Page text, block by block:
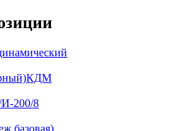
200/8
базовая)